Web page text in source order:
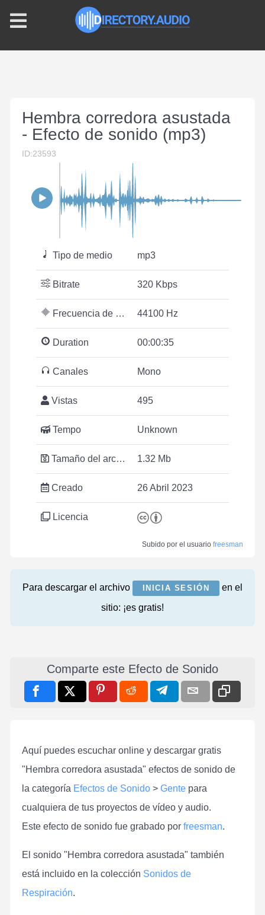
Hembra corredora asustada
- Efecto de sonido (mp3)
ID:23593
Tipo de medio mp3
Bitrate 320 Kbps
Frecuencia de muestreo 44100 Hz
Duration 00:00:35
Canales Mono
Vistas 495
Tempo Unknown
Tamaño del archivo 1.32 Mb
Creado 26 Abril 2023
Licencia
Subido por el usuario freesman
Para descargar el archivo INICIA SESIÓN
en el
sitio: ¡es gratis!
Comparte este Efecto de Sonido
Aquí puedes escuchar online y descargar gratis
"Hembra corredora asustada" efectos de sonido de
la categoría Efectos de Sonido > Gente para
cualquiera de tus proyectos de vídeo y audio.
Este efecto de sonido fue grabado por freesman.
El sonido "Hembra corredora asustada" también
está incluido en la colección Sonidos de
Respiración.